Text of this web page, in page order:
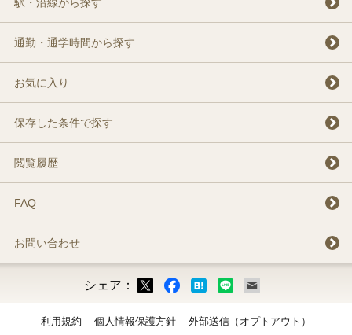
通勤・通学時間から探す
お気に入り
保存した条件で探す
閲覧履歴
FAQ
お問い合わせ
シェア：
利用規約 個人情報保護方針
外部送信（オプトアウト）